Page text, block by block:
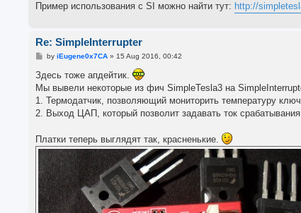
Пример использования с SI можно найти тут: http://
Re: SimpleInterrupter
P
s
t
by iEugene0x7CA» 15 Aug 2016, 00:42
Здесь тоже апдейтик.
Мы вывели некоторые из фич SimpleTesla3 на
1. Термодатчик, позволяющий мониторить температуру
2. Выход ЦАП, который позволит задавать ток
Платки теперь выглядят так, красненькие.